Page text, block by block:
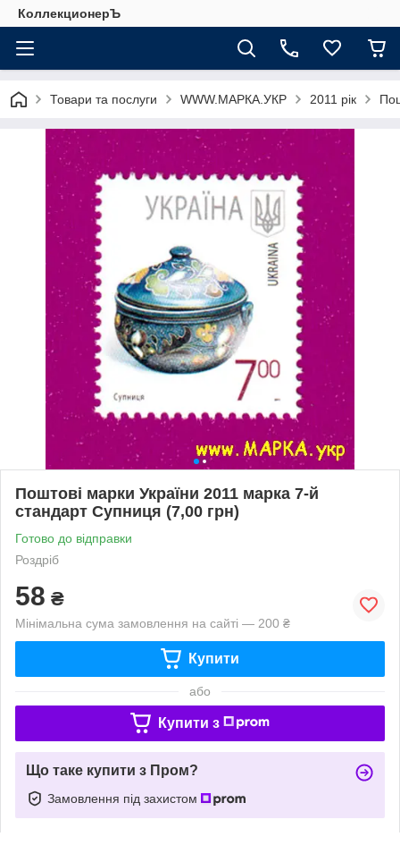
КоллекционерЪ
Товари та послуги WWW.МАРКА.УКР 2011 рік
Поштові марки України 2011 марка 7-й
стандарт Супниця (7,00 грн)
Готово до відправки
Роздріб
58 ₴
Мінімальна сума замовлення на сайті — 200 ₴
Купити
або
Купити з
Що таке купити з Пром?
Замовлення під захистом